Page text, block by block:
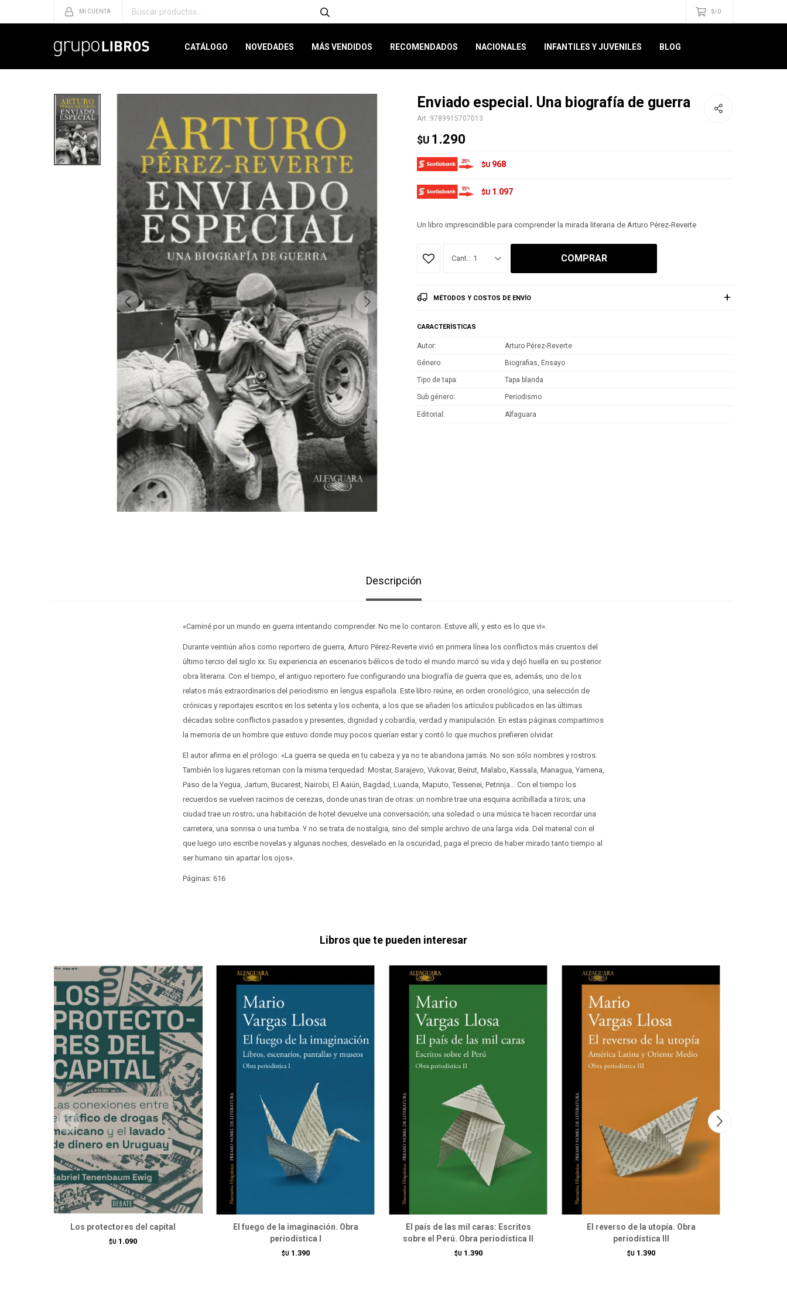
CATÁLOGO NOVEDADES MÁS VENDIDOS RECOMENDADOS NACIONALES INFANTILES Y JUVENILES BLOG
$U 0
Enviado especial. Una biografía de guerra
9789915707013
$U 1.290
$U 968
$U 1.097
Un libro imprescindible para comprender la mirada literaria de Arturo Pérez-Reverte
1 COMPRAR
MÉTODOS Y COSTOS DE ENVÍO
CARACTERÍSTICAS
Autor Arturo Pérez-Reverte
Género Biografias, Ensayo
Tipo de tapa Tapa blanda
Sub género Periodismo
Editorial Alfaguara
Descripción
«Caminé por un mundo en guerra intentando comprender. No me lo contaron. Estuve allí, y esto es lo que vi».
Durante veintiún años como reportero de guerra, Arturo Pérez-Reverte vivió en primera línea los conflictos más cruentos del
último tercio del siglo xx. Su experiencia en escenarios bélicos de todo el mundo marcó su vida y dejó huella en su posterior
obra literaria. Con el tiempo, el antiguo reportero fue configurando una biografía de guerra que es, además, uno de los
relatos más extraordinarios del periodismo en lengua española. Este libro reúne, en orden cronológico, una selección de
crónicas y reportajes escritos en los setenta y los ochenta, a los que se añaden los artículos publicados en las últimas
décadas sobre conflictos pasados y presentes, dignidad y cobardía, verdad y manipulación. En estas páginas compartimos
la memoria de un hombre que estuvo donde muy pocos querían estar y contó lo que muchos prefieren olvidar.
El autor afirma en el prólogo: «La guerra se queda en tu cabeza y ya no te abandona jamás. No son sólo nombres y rostros.
También los lugares retornan con la misma terquedad: Mostar, Sarajevo, Vukovar, Beirut, Malabo, Kassala, Managua, Yamena,
Paso de la Yegua, Jartum, Bucarest, Nairobi, El Aaiún, Bagdad, Luanda, Maputo, Tessenei, Petrinja... Con el tiempo los
recuerdos se vuelven racimos de cerezas, donde unas tiran de otras: un nombre trae una esquina acribillada a tiros; una
ciudad trae un rostro; una habitación de hotel devuelve una conversación; una soledad o una música te hacen recordar una
carretera, una sonrisa o una tumba. Y no se trata de nostalgia, sino del simple archivo de una larga vida. Del material con el
que luego uno escribe novelas y algunas noches, desvelado en la oscuridad, paga el precio de haber mirado tanto tiempo al
ser humano sin apartar los ojos».
Páginas: 616
Libros que te pueden interesar
Los protectores del capital
$U 1.090
El fuego de la imaginación. Obra
periodística I
$U 1.390
El país de las mil caras: Escritos
sobre el Perú. Obra periodística II
$U 1.390
El reverso de la utopía. Obra
periodística III
$U 1.390